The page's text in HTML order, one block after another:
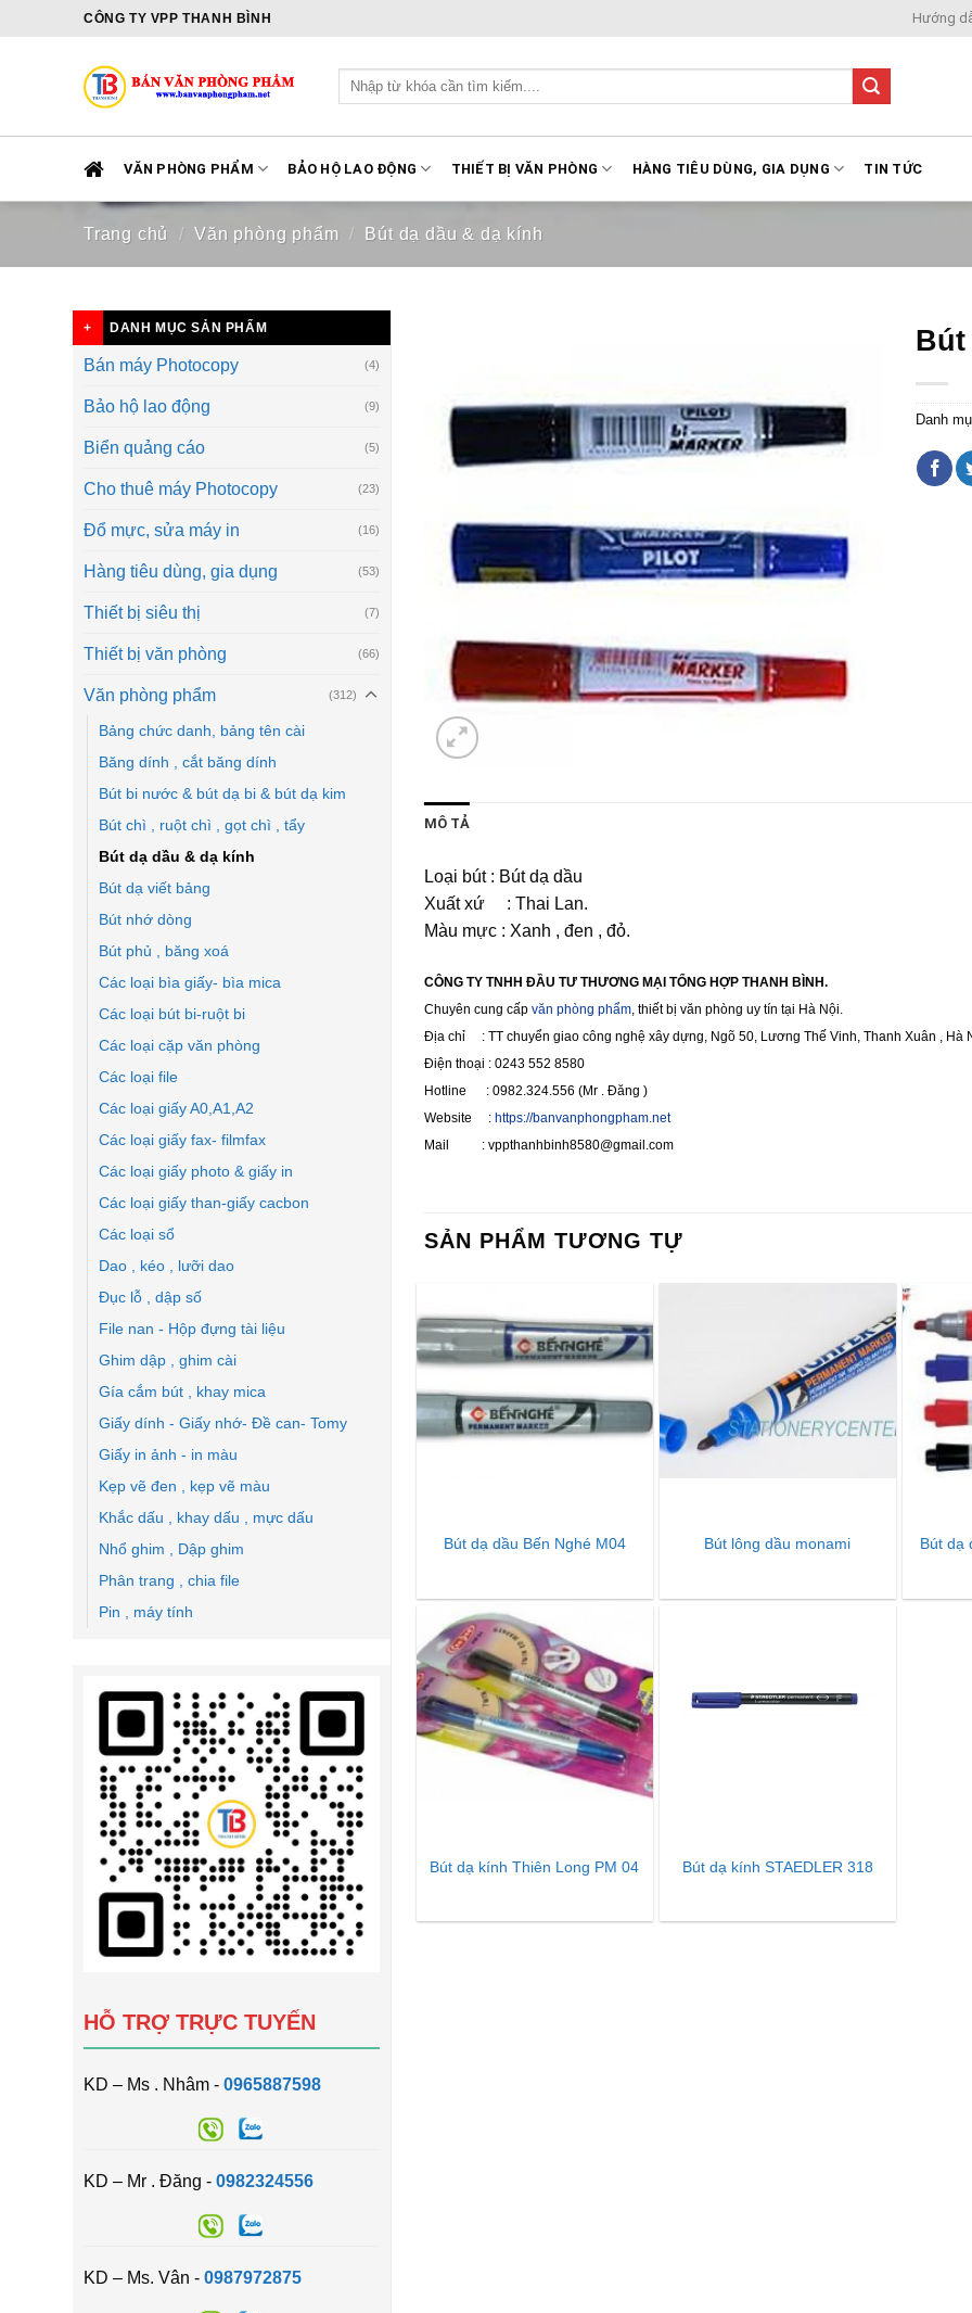
CÔNG TY VPP THANH BÌNH Hướng
Tìm
kiếm:
VĂN PHÒNG PHẨM BẢO HỘ LAO ĐỘNG THIẾT BỊ VĂN PHÒNG HÀNG TIÊU DÙNG, GIA DỤNG TIN TỨC
Trang chủ / Văn phòng phẩm / Bút dạ dầu & dạ kính
DANH MỤC SẢN PHẨM
Bán máy Photocopy (4)
Bảo hộ lao động (9)
Biển quảng cáo (5)
Cho thuê máy Photocopy (23)
Đổ mực, sửa máy in (16)
Hàng tiêu dùng, gia dụng (53)
Thiết bị siêu thị (7)
Thiết bị văn phòng (66)
Văn phòng phẩm (312)
Bảng chức danh, bảng tên cài
Băng dính , cắt băng dính
Bút bi nước & bút dạ bi & bút dạ kim
Bút chì , ruột chì , gọt chì , tẩy
Bút dạ dầu & dạ kính
Bút dạ viết bảng
Bút nhớ dòng
Bút phủ , băng xoá
Các loại bìa giấy- bìa mica
Các loại bút bi-ruột bi
Các loại cặp văn phòng
Các loại file
Các loại giấy A0,A1,A2
Các loại giấy fax- filmfax
Các loại giấy photo & giấy in
Các loại giấy than-giấy cacbon
Các loại sổ
Dao , kéo , lưỡi dao
Đục lỗ , dập số
File nan - Hộp đựng tài liệu
Ghim dập , ghim cài
Gía cắm bút , khay mica
Giấy dính - Giấy nhớ- Đề can- Tomy
Giấy in ảnh - in màu
Kẹp vẽ đen , kẹp vẽ màu
Khắc dấu , khay dấu , mực dấu
Nhổ ghim , Dập ghim
Phân trang , chia file
Pin , máy tính
HỖ TRỢ TRỰC TUYẾN
KD – Ms . Nhâm - 0965887598
KD – Mr . Đăng - 0982324556
KD – Ms. Vân - 0987972875
Bút
Danh
MÔ TẢ
Loại bút : Bút dạ dầu
Xuất xứ : Thai Lan.
Màu mực : Xanh , đen , đỏ.
CÔNG TY TNHH ĐẦU TƯ THƯƠNG MẠI TỔNG HỢP THANH BÌNH.
Chuyên cung cấp văn phòng phẩm, thiết bị văn phòng uy tín tại Hà Nội.
Địa chỉ : TT chuyển giao công nghệ xây dựng, Ngõ 50, Lương Thế Vinh, Thanh Xuân , Hà
Điện thoại : 0243 552 8580
Hotline : 0982.324.556 (Mr . Đăng )
Website : https://banvanphongpham.net
Mail : vppthanhbinh8580@gmail.com
SẢN PHẨM TƯƠNG TỰ
Bút dạ dầu Bến Nghé M04 Bút lông dầu monami Bút dạ
Bút dạ kính Thiên Long PM 04 Bút dạ kính STAEDLER 318